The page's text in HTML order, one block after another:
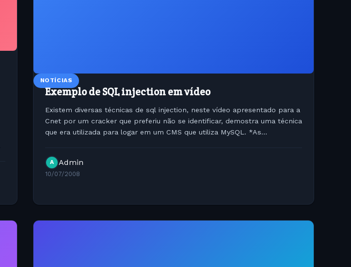
NOTÍCIAS
Exemplo de SQL injection em vídeo
Existem diversas técnicas de sql injection, neste vídeo apresentado para a
Cnet por um cracker que preferiu não se identificar, demostra uma técnica
que era utilizada para logar em um CMS que utiliza MySQL. *As
A Admin
10/07/2008